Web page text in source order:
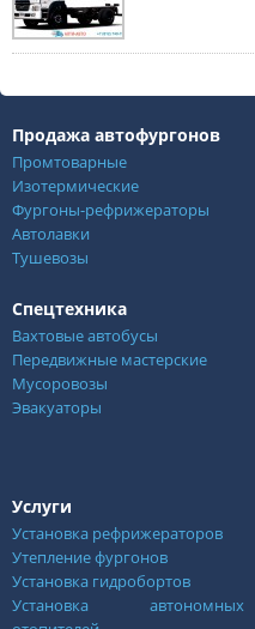
Продажа автофургонов
Промтоварные
Изотермические
Фургоны-рефрижераторы
Автолавки
Тушевозы
Спецтехника
Вахтовые автобусы
Передвижные мастерские
Мусоровозы
Эвакуаторы
Услуги
Установка рефрижераторов
Утепление фургонов
Установка гидробортов
Установка автономных